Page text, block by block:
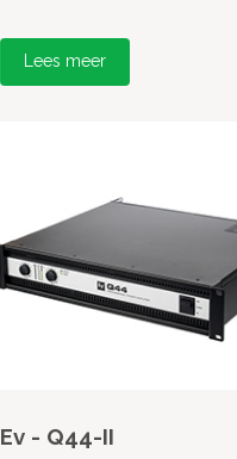
Lees meer
Ev - Q44-II